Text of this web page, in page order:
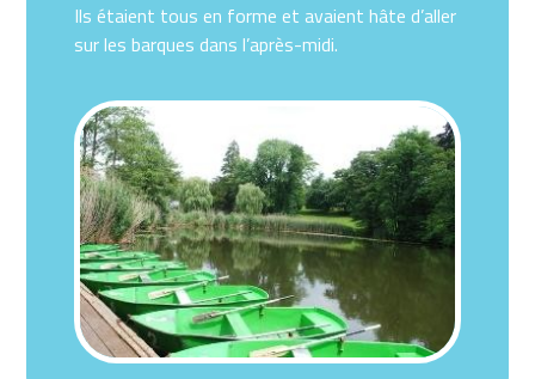
Ils étaient tous en forme et avaient hâte d’aller
sur les barques dans l’après-midi.